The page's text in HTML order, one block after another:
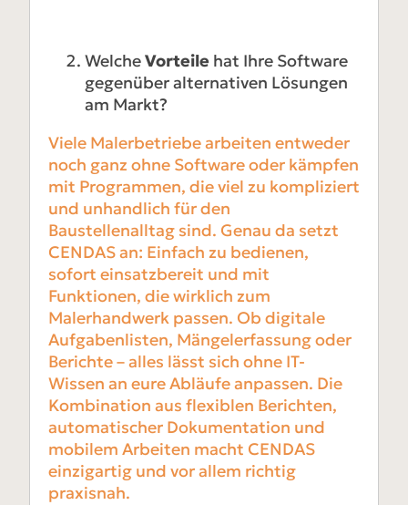
WelcheVorteile hat Ihre Software
gegenüber alternativen Lösungen
am Markt?
Viele Malerbetriebe arbeiten entweder
noch ganz ohne Software oder kämpfen
mit Programmen, die viel zu kompliziert
und unhandlich für den
Baustellenalltag sind. Genau da setzt
CENDAS an: Einfach zu bedienen,
sofort einsatzbereit und mit
Funktionen, die wirklich zum
Malerhandwerk passen. Ob digitale
Aufgabenlisten, Mängelerfassung oder
Berichte – alles lässt sich ohne IT-
Wissen an eure Abläufe anpassen. Die
Kombination aus flexiblen Berichten,
automatischer Dokumentation und
mobilem Arbeiten macht CENDAS
einzigartig und vor allem richtig
praxisnah.